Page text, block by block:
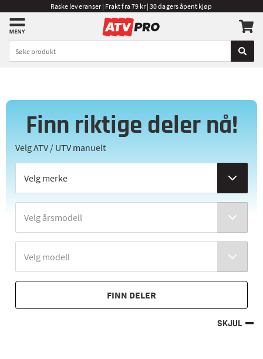
Raske leveranser | Frakt fra 79 kr | 30 dagers åpent kjøp
Finn riktige deler nå!
Velg ATV / UTV manuelt
FINN DELER
SKJUL